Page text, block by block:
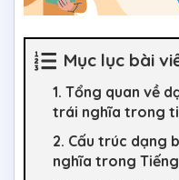
Mục lục bài
1. Tổng quan về
trái nghĩa trong
2. Cấu trúc dạng
nghĩa trong Tiếng